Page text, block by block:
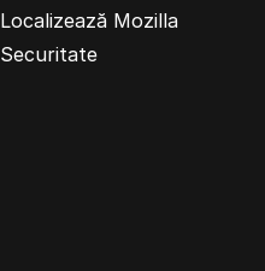
Localizează Mozilla
Securitate